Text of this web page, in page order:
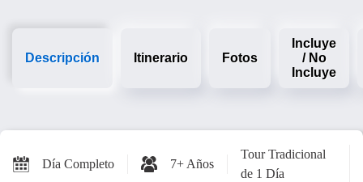
Descripción Itinerario Fotos
Incluye
/ No
Incluye
Día Completo 7+ Años
Tour Tradicional
de 1 Día